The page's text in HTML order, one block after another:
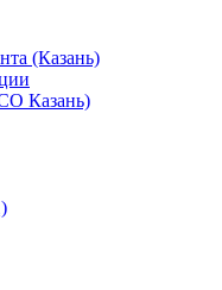
(Казань)
Казань)